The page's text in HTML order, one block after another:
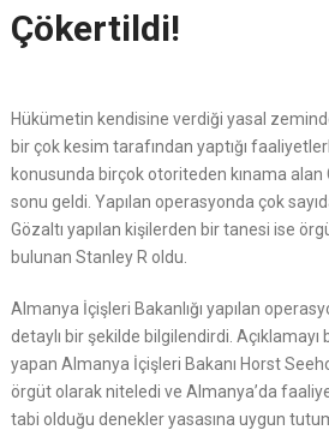
Çökertildi!
Hükümetin kendisine verdiği yasal
bir çok kesim tarafından yaptığı
konusunda birçok otoriteden kınama alan
sonu geldi. Yapılan operasyonda çok
Gözaltı yapılan kişilerden bir tanesi ise
bulunan Stanley R oldu.
Almanya İçişleri Bakanlığı yapılan
detaylı bir şekilde bilgilendirdi.
yapan Almanya İçişleri Bakanı Horst
örgüt olarak niteledi ve Almanya’da
tabi olduğu denekler yasasına uygun